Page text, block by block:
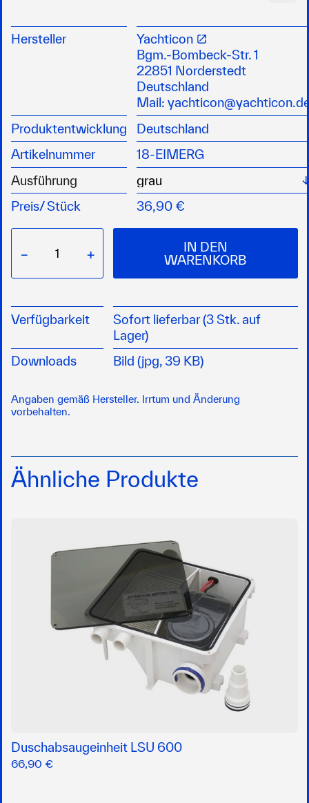
herausnehmbaren Eimer mit extra Deckel (ca. 7
sehr stabile Konstruktion
praktisch und kostengünstig
für Boot, Caravan, Auto, Garten, Haus und viele
andere Einsatzmöglichkeiten
Größe: L:43 x B:39 x H:34 cm
Gewicht: 2,4 kg
Hersteller
Yachticon
Bgm.-Bombeck-Str. 1
22851 Norderstedt
Deutschland
Mail:
Produktentwicklung
Deutschland
Artikelnummer
18-EIMERG
Ausführung
Preis/Stück 36,90 €
− +
IN DEN
WARENKORB
Verfügbarkeit
Sofort lieferbar (3 Stk. auf
Lager)
Downloads
Bild (jpg, 39 KB)
Angaben gemäß Hersteller. Irrtum und Änderung
vorbehalten.
Ähnliche Produkte
Duschabsaugeinheit LSU 600
66,90 €